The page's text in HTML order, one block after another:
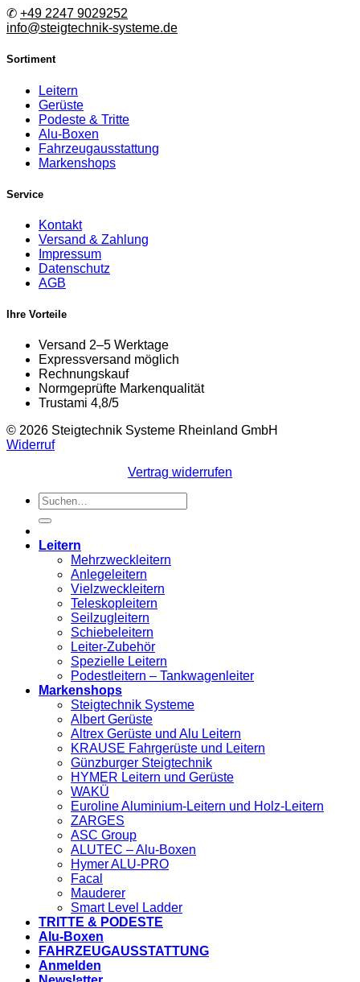
✆ +49 2247 9029252
info@steigtechnik-systeme.de
Sortiment
Leitern
Gerüste
Podeste & Tritte
Alu-Boxen
Fahrzeugausstattung
Markenshops
Service
Kontakt
Versand & Zahlung
Impressum
Datenschutz
AGB
Ihre Vorteile
Versand 2–5 Werktage
Expressversand möglich
Rechnungskauf
Normgeprüfte Markenqualität
Trustami 4,8/5
© 2026 Steigtechnik Systeme Rheinland GmbH
Widerruf
Vertrag widerrufen
Suchen
nach:
Leitern
Mehrzweckleitern
Anlegeleitern
Vielzweckleitern
Teleskopleitern
Seilzugleitern
Schiebeleitern
Leiter-Zubehör
Spezielle Leitern
Podestleitern – Tankwagenleiter
Markenshops
Steigtechnik Systeme
Albert Gerüste
Altrex Gerüste und Alu Leitern
KRAUSE Fahrgerüste und Leitern
Günzburger Steigtechnik
HYMER Leitern und Gerüste
WAKÜ
Euroline Aluminium-Leitern und Holz-Leitern
ZARGES
ASC Group
ALUTEC – Alu-Boxen
Hymer ALU-PRO
Facal
Mauderer
Smart Level Ladder
TRITTE & PODESTE
Alu-Boxen
FAHRZEUGAUSSTATTUNG
Anmelden